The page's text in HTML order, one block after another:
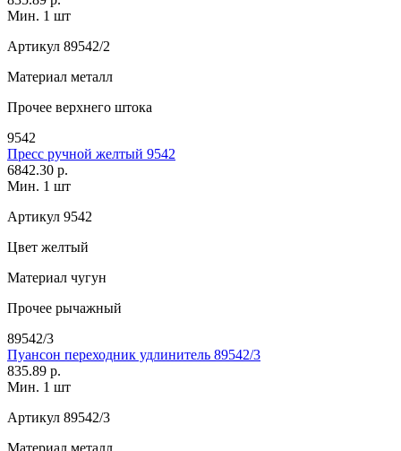
Мин. 1 шт
Артикул 89542/2
Материал металл
Прочее верхнего штока
9542
Пресс ручной желтый 9542
6842.30 р.
Мин. 1 шт
Артикул 9542
Цвет желтый
Материал чугун
Прочее рычажный
89542/3
Пуансон переходник удлинитель 89542/3
835.89 р.
Мин. 1 шт
Артикул 89542/3
Материал металл